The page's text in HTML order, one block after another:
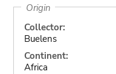
Origin
Collector:
Buelens
Continent:
Africa